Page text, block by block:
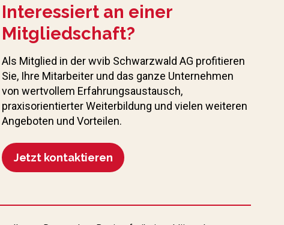
Interessiert an einer
Mitgliedschaft?
Als Mitglied in der wvib Schwarzwald AG profitieren
Sie, Ihre Mitarbeiter und das ganze Unternehmen
von wertvollem Erfahrungs­austausch,
praxisorientierter Weiterbildung und vielen weiteren
Angeboten und Vorteilen.
Jetzt kontaktieren